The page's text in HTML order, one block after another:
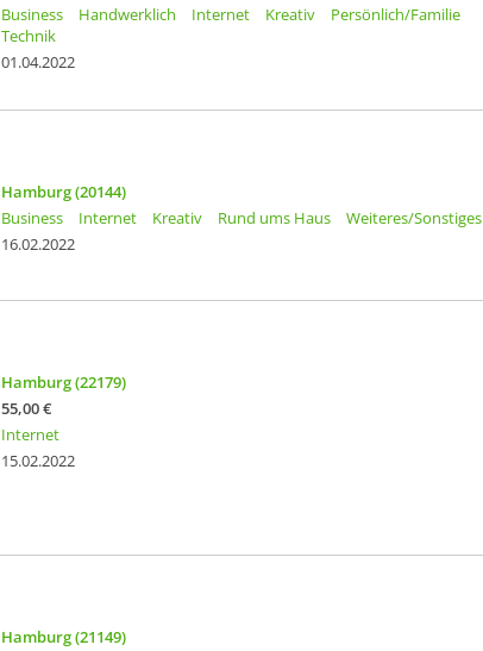
Business Handwerklich Internet Kreativ
Persönlich/Familie
Technik
01.04.2022
Hamburg (20144)
Business Internet Kreativ Rund ums Haus
Weiteres/Sonstiges
16.02.2022
Hamburg (22179)
55,00 €
Internet
15.02.2022
Hamburg (21149)